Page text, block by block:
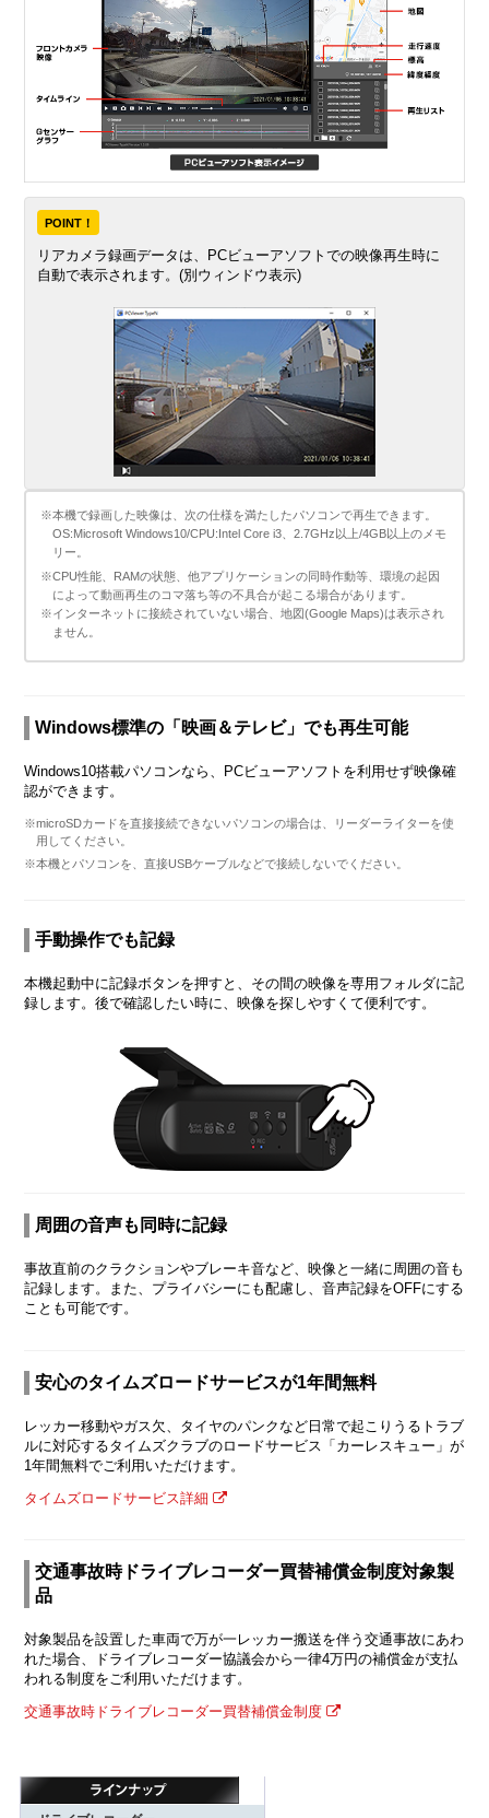
POINT！
リアカメラ録画データは、PCビューアソフトでの映像再生時に
自動で表示されます。(別ウィンドウ表示)
※本機で録画した映像は、次の仕様を満たしたパソコンで再生できます。
OS:Microsoft Windows10/CPU:Intel Core i3、2.7GHz以上/4GB以上のメモ
リー。
※CPU性能、RAMの状態、他アプリケーションの同時作動等、環境の起因
によって動画再生のコマ落ち等の不具合が起こる場合があります。
※インターネットに接続されていない場合、地図(Google Maps)は表示され
ません。
Windows標準の「映画＆テレビ」でも再生可能
Windows10搭載パソコンなら、PCビューアソフトを利用せず映像確
認ができます。
※microSDカードを直接接続できないパソコンの場合は、リーダーライターを使
用してください。
※本機とパソコンを、直接USBケーブルなどで接続しないでください。
手動操作でも記録
本機起動中に記録ボタンを押すと、その間の映像を専用フォルダに記
録します。後で確認したい時に、映像を探しやすくて便利です。
周囲の音声も同時に記録
事故直前のクラクションやブレーキ音など、映像と一緒に周囲の音も
記録します。また、プライバシーにも配慮し、音声記録をOFFにする
ことも可能です。
安心のタイムズロードサービスが1年間無料
レッカー移動やガス欠、タイヤのパンクなど日常で起こりうるトラブ
ルに対応するタイムズクラブのロードサービス「カーレスキュー」が
1年間無料でご利用いただけます。
タイムズロードサービス詳細
交通事故時ドライブレコーダー買替補償金制度対象製
品
対象製品を設置した車両で万が一レッカー搬送を伴う交通事故にあわ
れた場合、ドライブレコーダー協議会から一律4万円の補償金が支払
われる制度をご利用いただけます。
交通事故時ドライブレコーダー買替補償金制度